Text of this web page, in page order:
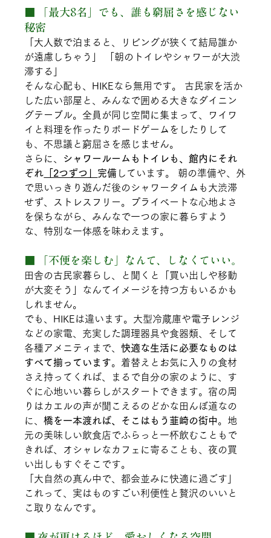
■ 「最大8名」でも、誰も窮屈さを感じない
秘密
「大人数で泊まると、リビングが狭くて結局誰か
が遠慮しちゃう」 「朝のトイレやシャワーが大渋
滞する」
そんな心配も、HIKEなら無用です。 古民家を活か
した広い部屋と、みんなで囲める大きなダイニン
グテーブル。全員が同じ空間に集まって、ワイワ
イと料理を作ったりボードゲームをしたりして
も、不思議と窮屈さを感じません。
さらに、
シャワールームもトイレも、館内にそれ
ぞれ 「2つずつ」 完備 しています。 朝の準備や、外
で思いっきり遊んだ後のシャワータイムも大渋滞
せず、ストレスフリー。プライベートな心地よさ
を保ちながら、みんなで一つの家に暮らすよう
な、特別な一体感を味わえます。
■ 「不便を楽しむ」なんて、しなくていい。
田舎の古民家暮らし、と聞くと「買い出しや移動
が大変そう」なんてイメージを持つ方もいるかも
しれません。
でも、HIKEは違います。大型冷蔵庫や電子レンジ
などの家電、充実した調理器具や食器類、そして
各種アメニティまで、快適な生活に必要なものは
すべて揃っています。着替えとお気に入りの食材
さえ持ってくれば、まるで自分の家のように、す
ぐに心地いい暮らしがスタートできます。宿の周
りはカエルの声が聞こえるのどかな田んぼ道なの
に、橋を一本渡れば、そこはもう韮崎の街中。地
元の美味しい飲食店でふらっと一杯飲むこともで
きれば、オシャレなカフェに寄ることも、夜の買
い出しもすぐそこです。
「大自然の真ん中で、都会並みに快適に過ごす」
これって、実はものすごい利便性と贅沢のいいと
こ取りなんです。